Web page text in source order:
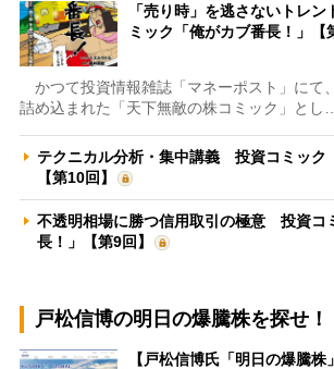
「売り時」を逃さないトレ
ミック「俺がカブ番長！」【
かつて投資情報雑誌「マネーポスト」にて
詰め込まれた「天下無敵の株コミック」とし…
テクニカル分析・集中講義 投資コミック
【第10回】
不透明相場に勝つ信用取引の極意 投資コ
長！」【第9回】
戸松信博の明日の爆騰株を探せ！
【戸松信博氏「明日の爆騰